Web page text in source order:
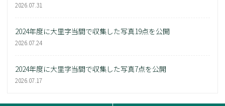
2026.07.31
2024年度に大里字当間で収集した写真19点を公開
2026.07.24
2024年度に大里字当間で収集した写真7点を公開
2026.07.17